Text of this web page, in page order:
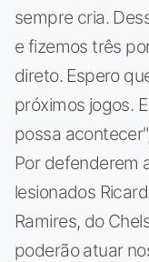
sempre cria.
e fizemos três
direto. Espero
próximos jogos.
possa
Por defenderem
lesionados
Ramires, do
poderão atuar